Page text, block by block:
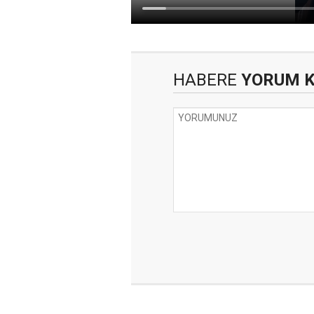
HABERE YORUM